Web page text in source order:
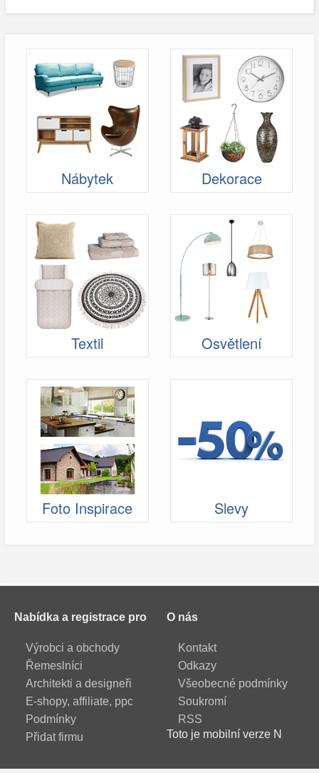
Nábytek Dekorace
Textil Osvětlení
Foto Inspirace Slevy
Nabídka a registrace pro
Výrobci a obchody
Řemeslníci
Architekti a designeři
E-shopy, affiliate, ppc
Podmínky
Přidat firmu
O nás
Kontakt
Odkazy
Všeobecné podmínky
Soukromí
RSS
Toto je mobilní verze N